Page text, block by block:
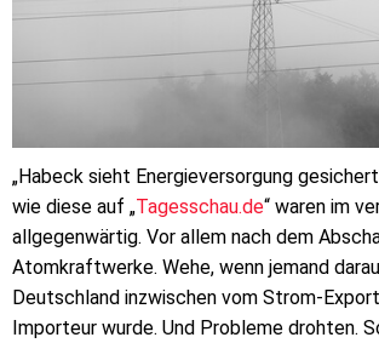
„Habeck sieht Energieversorgung
wie diese auf „Tagesschau.de“ waren im
allgegenwärtig. Vor allem nach dem
Atomkraftwerke. Wehe, wenn jemand
Deutschland inzwischen vom Strom-
Importeur wurde. Und Probleme drohten.